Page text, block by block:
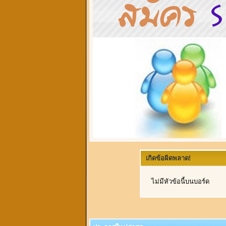
เกิดข้อผิดพลาด!
ไม่มีหัวข้อนี้บนบอร์ด